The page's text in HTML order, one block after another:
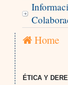
Home
ÉTICA Y